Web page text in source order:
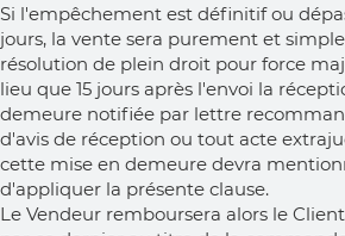
Si l'empêchement est définitif ou
jours, la vente sera purement et
résolution de plein droit pour force
lieu que 15 jours après l'envoi la
demeure notifiée par lettre
d'avis de réception ou tout acte
cette mise en demeure devra
d'appliquer la présente clause.
Le Vendeur remboursera alors le